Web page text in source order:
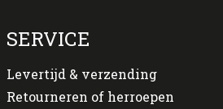
SERVICE
Levertijd & verzending
Retourneren of herroepen